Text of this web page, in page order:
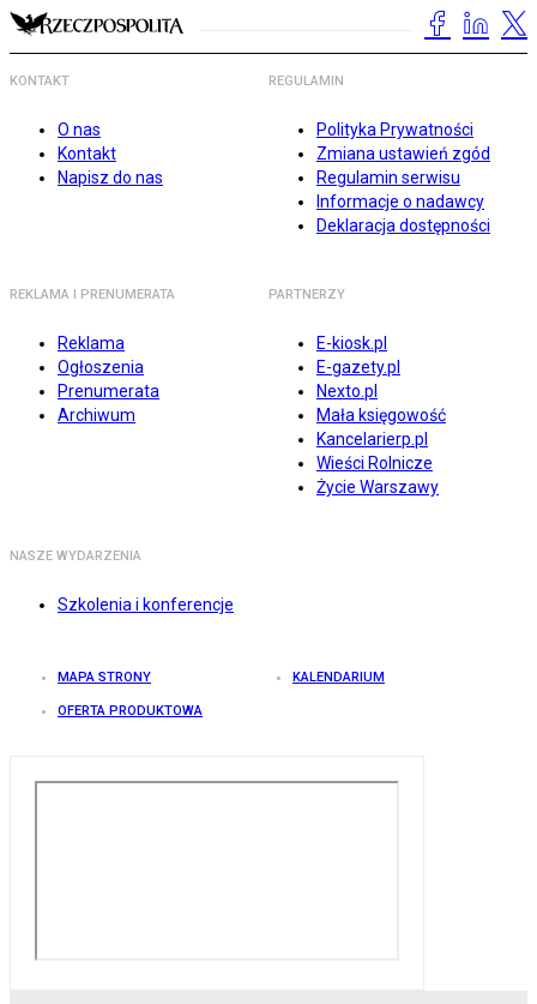
KONTAKT
O nas
Kontakt
Napisz do nas
REGULAMIN
Polityka Prywatności
Zmiana ustawień zgód
Regulamin serwisu
Informacje o nadawcy
Deklaracja dostępności
REKLAMA I PRENUMERATA
Reklama
Ogłoszenia
Prenumerata
Archiwum
PARTNERZY
E-kiosk.pl
E-gazety.pl
Nexto.pl
Mała księgowość
Kancelarierp.pl
Wieści Rolnicze
Życie Warszawy
NASZE WYDARZENIA
Szkolenia i konferencje
MAPA STRONY KALENDARIUM
OFERTA PRODUKTOWA